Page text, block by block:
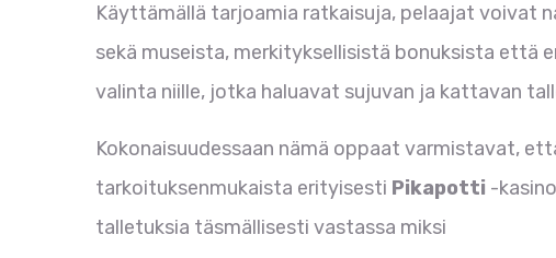
Käyttämällä tarjoamia ratkaisuja, pelaajat voivat
sekä museista, merkityksellisistä bonuksista että
valinta niille, jotka haluavat sujuvan ja kattavan
Kokonaisuudessaan nämä oppaat varmistavat,
tarkoituksenmukaista erityisesti Pikapotti -
talletuksia täsmällisesti vastassa miksi